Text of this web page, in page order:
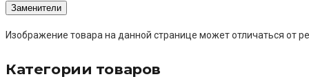
Заменители
Изображение товара на данной странице может отличаться от
Категории товаров